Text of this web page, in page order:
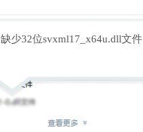
缺少32位svxml17_x64u.dll文件